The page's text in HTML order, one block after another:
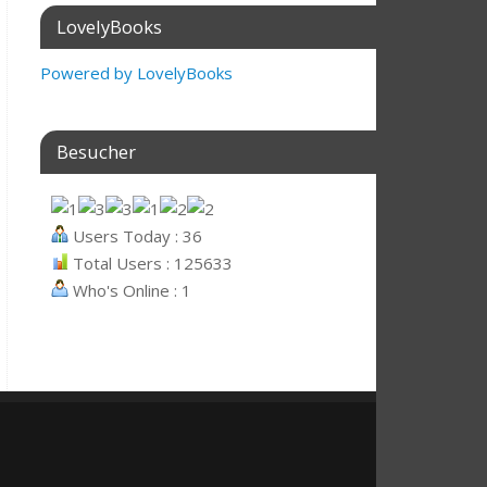
LovelyBooks
Powered by LovelyBooks
Besucher
Users Today : 36
Total Users : 125633
Who's Online : 1